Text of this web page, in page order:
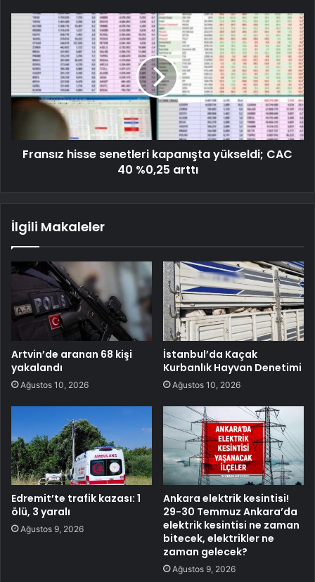
Fransız hisse senetleri kapanışta yükseldi; CAC
40 %0,25 arttı
İlgili Makaleler
Artvin’de aranan 68 kişi
yakalandı
Ağustos 10, 2026
İstanbul’da Kaçak
Kurbanlık Hayvan Denetimi
Ağustos 10, 2026
Edremit’te trafik kazası: 1
ölü, 3 yaralı
Ağustos 9, 2026
Ankara elektrik kesintisi!
29-30 Temmuz Ankara’da
elektrik kesintisi ne zaman
bitecek, elektrikler ne
zaman gelecek?
Ağustos 9, 2026